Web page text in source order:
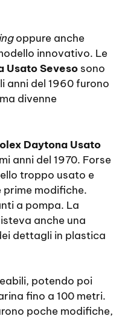
oppure anche
innovativo. Le
Usato Seveso sono
anni del 1960 furono
divenne
Daytona Usato
anni del 1970. Forse
troppo usato e
prime modifiche.
a pompa. La
anche una
dettagli in plastica
potendo poi
fino a 100 metri.
poche modifiche,